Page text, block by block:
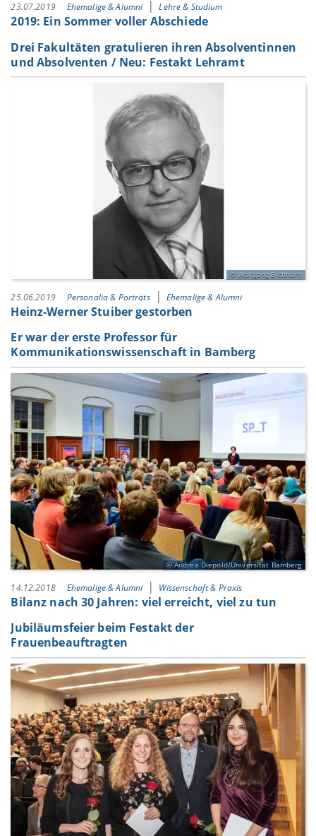
23.07.2019 Ehemalige & Alumni Lehre & Studium
2019: Ein Sommer voller Abschiede
Drei Fakultäten gratulieren ihren Absolventinnen
und Absolventen / Neu: Festakt Lehramt
Wolfgang Eichhorn
25.06.2019 Personalia & Porträts Ehemalige & Alumni
Heinz-Werner Stuiber gestorben
Er war der erste Professor für
Kommunikationswissenschaft in Bamberg
Andrea Diepold/Universität Bamberg
14.12.2018 Ehemalige & Alumni Wissenschaft & Praxis
Bilanz nach 30 Jahren: viel erreicht, viel zu tun
Jubiläumsfeier beim Festakt der
Frauenbeauftragten